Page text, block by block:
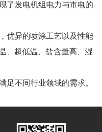
了发电机组电力与市电的
优异的喷涂工艺以及性能
、超低温、盐含量高、湿
足不同行业领域的需求。